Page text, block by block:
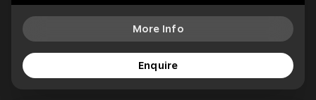
More Info
Enquire